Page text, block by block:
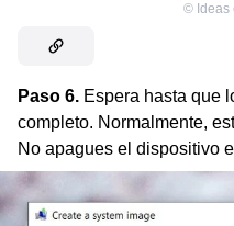
©
Paso 6. Espera hasta que
completo. Normalmente,
No apagues el dispositivo